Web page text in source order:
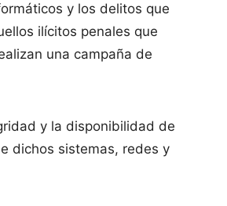
y los delitos que
ilícitos penales que
una campaña de
y la disponibilidad de
dichos sistemas, redes y